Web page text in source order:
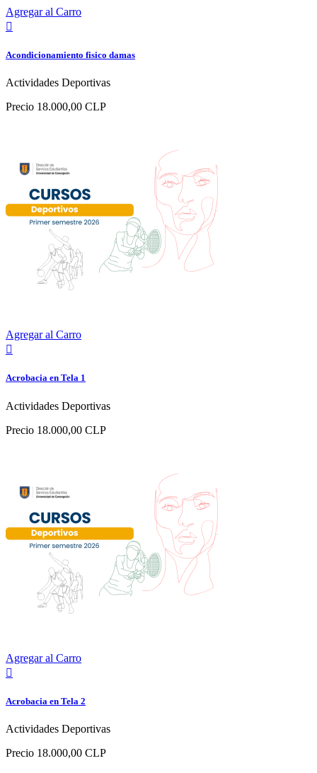
Agregar al Carro

Acondicionamiento fisico damas
Actividades Deportivas
Precio 18.000,00 CLP
Agregar al Carro

Acrobacia en Tela 1
Actividades Deportivas
Precio 18.000,00 CLP
Agregar al Carro

Acrobacia en Tela 2
Actividades Deportivas
Precio 18.000,00 CLP